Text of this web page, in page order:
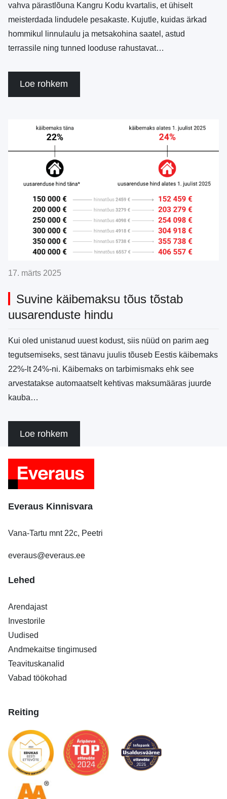
vahva pärastlõuna Kangru Kodu kvartalis, et ühiselt
meisterdada lindudele pesakaste. Kujutle, kuidas ärkad
hommikul linnulaulu ja metsakohina saatel, astud
terrassile ning tunned looduse rahustavat…
Loe rohkem
17. märts 2025
Suvine käibemaksu tõus tõstab
uusarenduste hindu
Kui oled unistanud uuest kodust, siis nüüd on parim aeg
tegutsemiseks, sest tänavu juulis tõuseb Eestis käibemaks
22%-lt 24%-ni. Käibemaks on tarbimismaks ehk see
arvestatakse automaatselt kehtivas maksumääras juurde
kauba…
Loe rohkem
Everaus Kinnisvara
Vana-Tartu mnt 22c, Peetri
everaus@everaus.ee
Lehed
Arendajast
Investorile
Uudised
Andmekaitse tingimused
Teavituskanalid
Vabad töökohad
Reiting